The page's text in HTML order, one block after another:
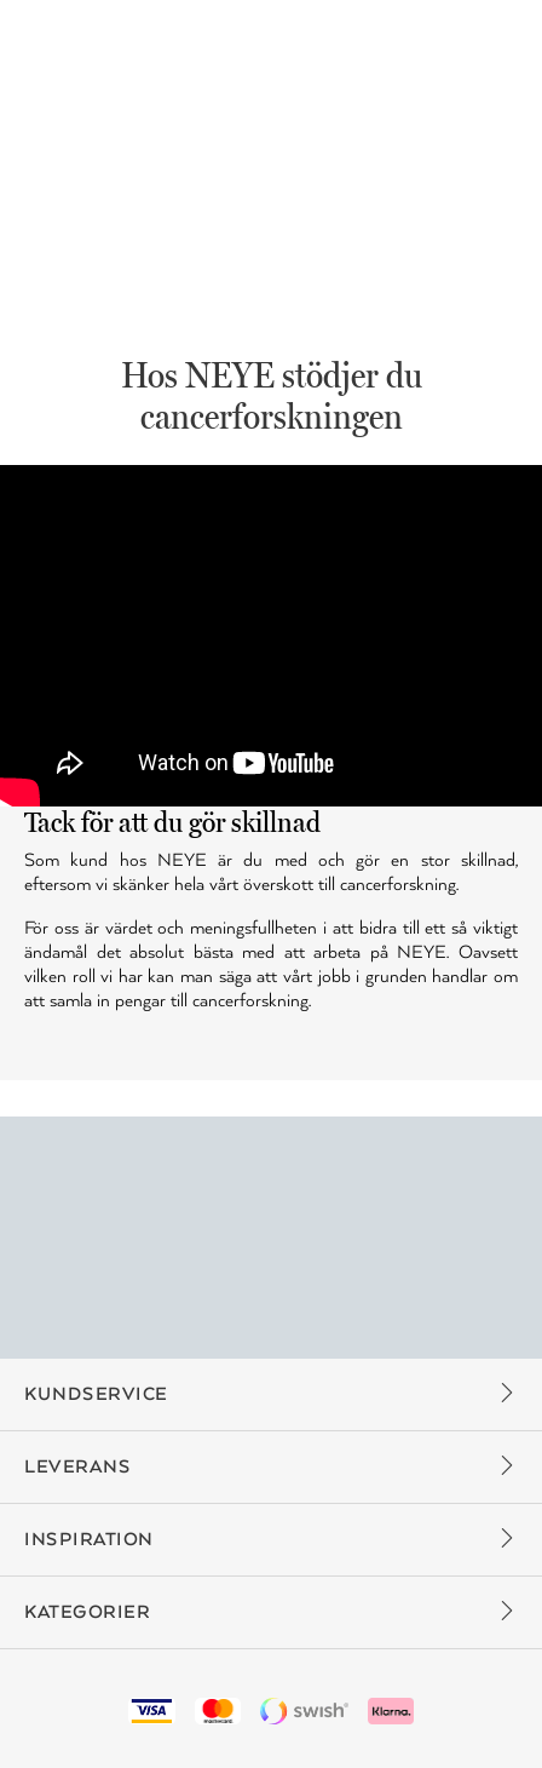
Hos NEYE stödjer du
cancerforskningen
Tack för att du gör skillnad
Som kund hos NEYE är du med och gör en stor skillnad,
eftersom vi skänker hela vårt överskott till cancerforskning.
För oss är värdet och meningsfullheten i att bidra till ett så viktigt
ändamål det absolut bästa med att arbeta på NEYE. Oavsett
vilken roll vi har kan man säga att vårt jobb i grunden handlar om
att samla in pengar till cancerforskning.
KUNDSERVICE
LEVERANS
INSPIRATION
KATEGORIER